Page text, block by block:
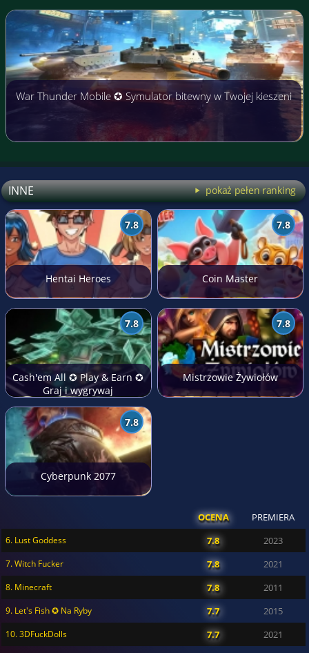
War Thunder Mobile ✪ Symulator bitewny w Twojej kieszeni
INNE pokaż pełen ranking
7.8
Hentai Heroes
7.8
Coin Master
7.8
Cash'em All ✪ Play & Earn ✪
Graj i wygrywaj
7.8
Mistrzowie Żywiołów
7.8
Cyberpunk 2077
OCENA PREMIERA
6. Lust Goddess 7.8 2023
7. Witch Fucker 7.8 2021
8. Minecraft 7.8 2011
9. Let's Fish ✪ Na Ryby 7.7 2015
10. 3DFuckDolls 7.7 2021